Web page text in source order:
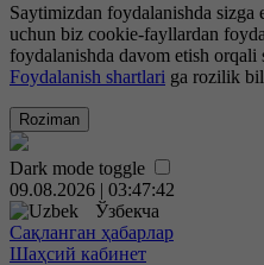
Saytimizdan foydalanishda
uchun biz cookie-fayllardan
foydalanishda davom etish orqali
Foydalanish shartlari ga rozilik
Roziman
Dark mode toggle
09.08.2026 | 03:47:43
Ўзбекча
Сақланган ҳабарлар
Шаҳсий кабинет